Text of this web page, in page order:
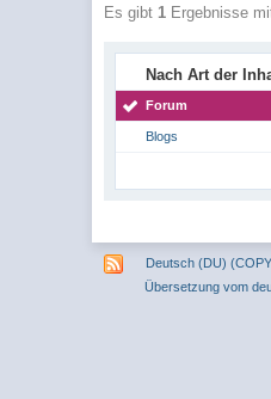
Es gibt1 Ergebnisse
Nach Art der
Forum
Blogs
Deutsch (DU)
Übersetzung vom